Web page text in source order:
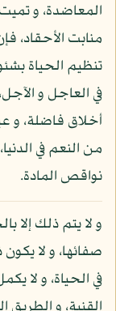
المعاضدة، و
منابت الأحقاد،
تنظيم الحياة
في العاجل و
أخلاق فاضلة، و
من النعم في
نواقص المادة.
و لا يتم ذلك إلا
صفائها، و لا
في الحياة، و لا